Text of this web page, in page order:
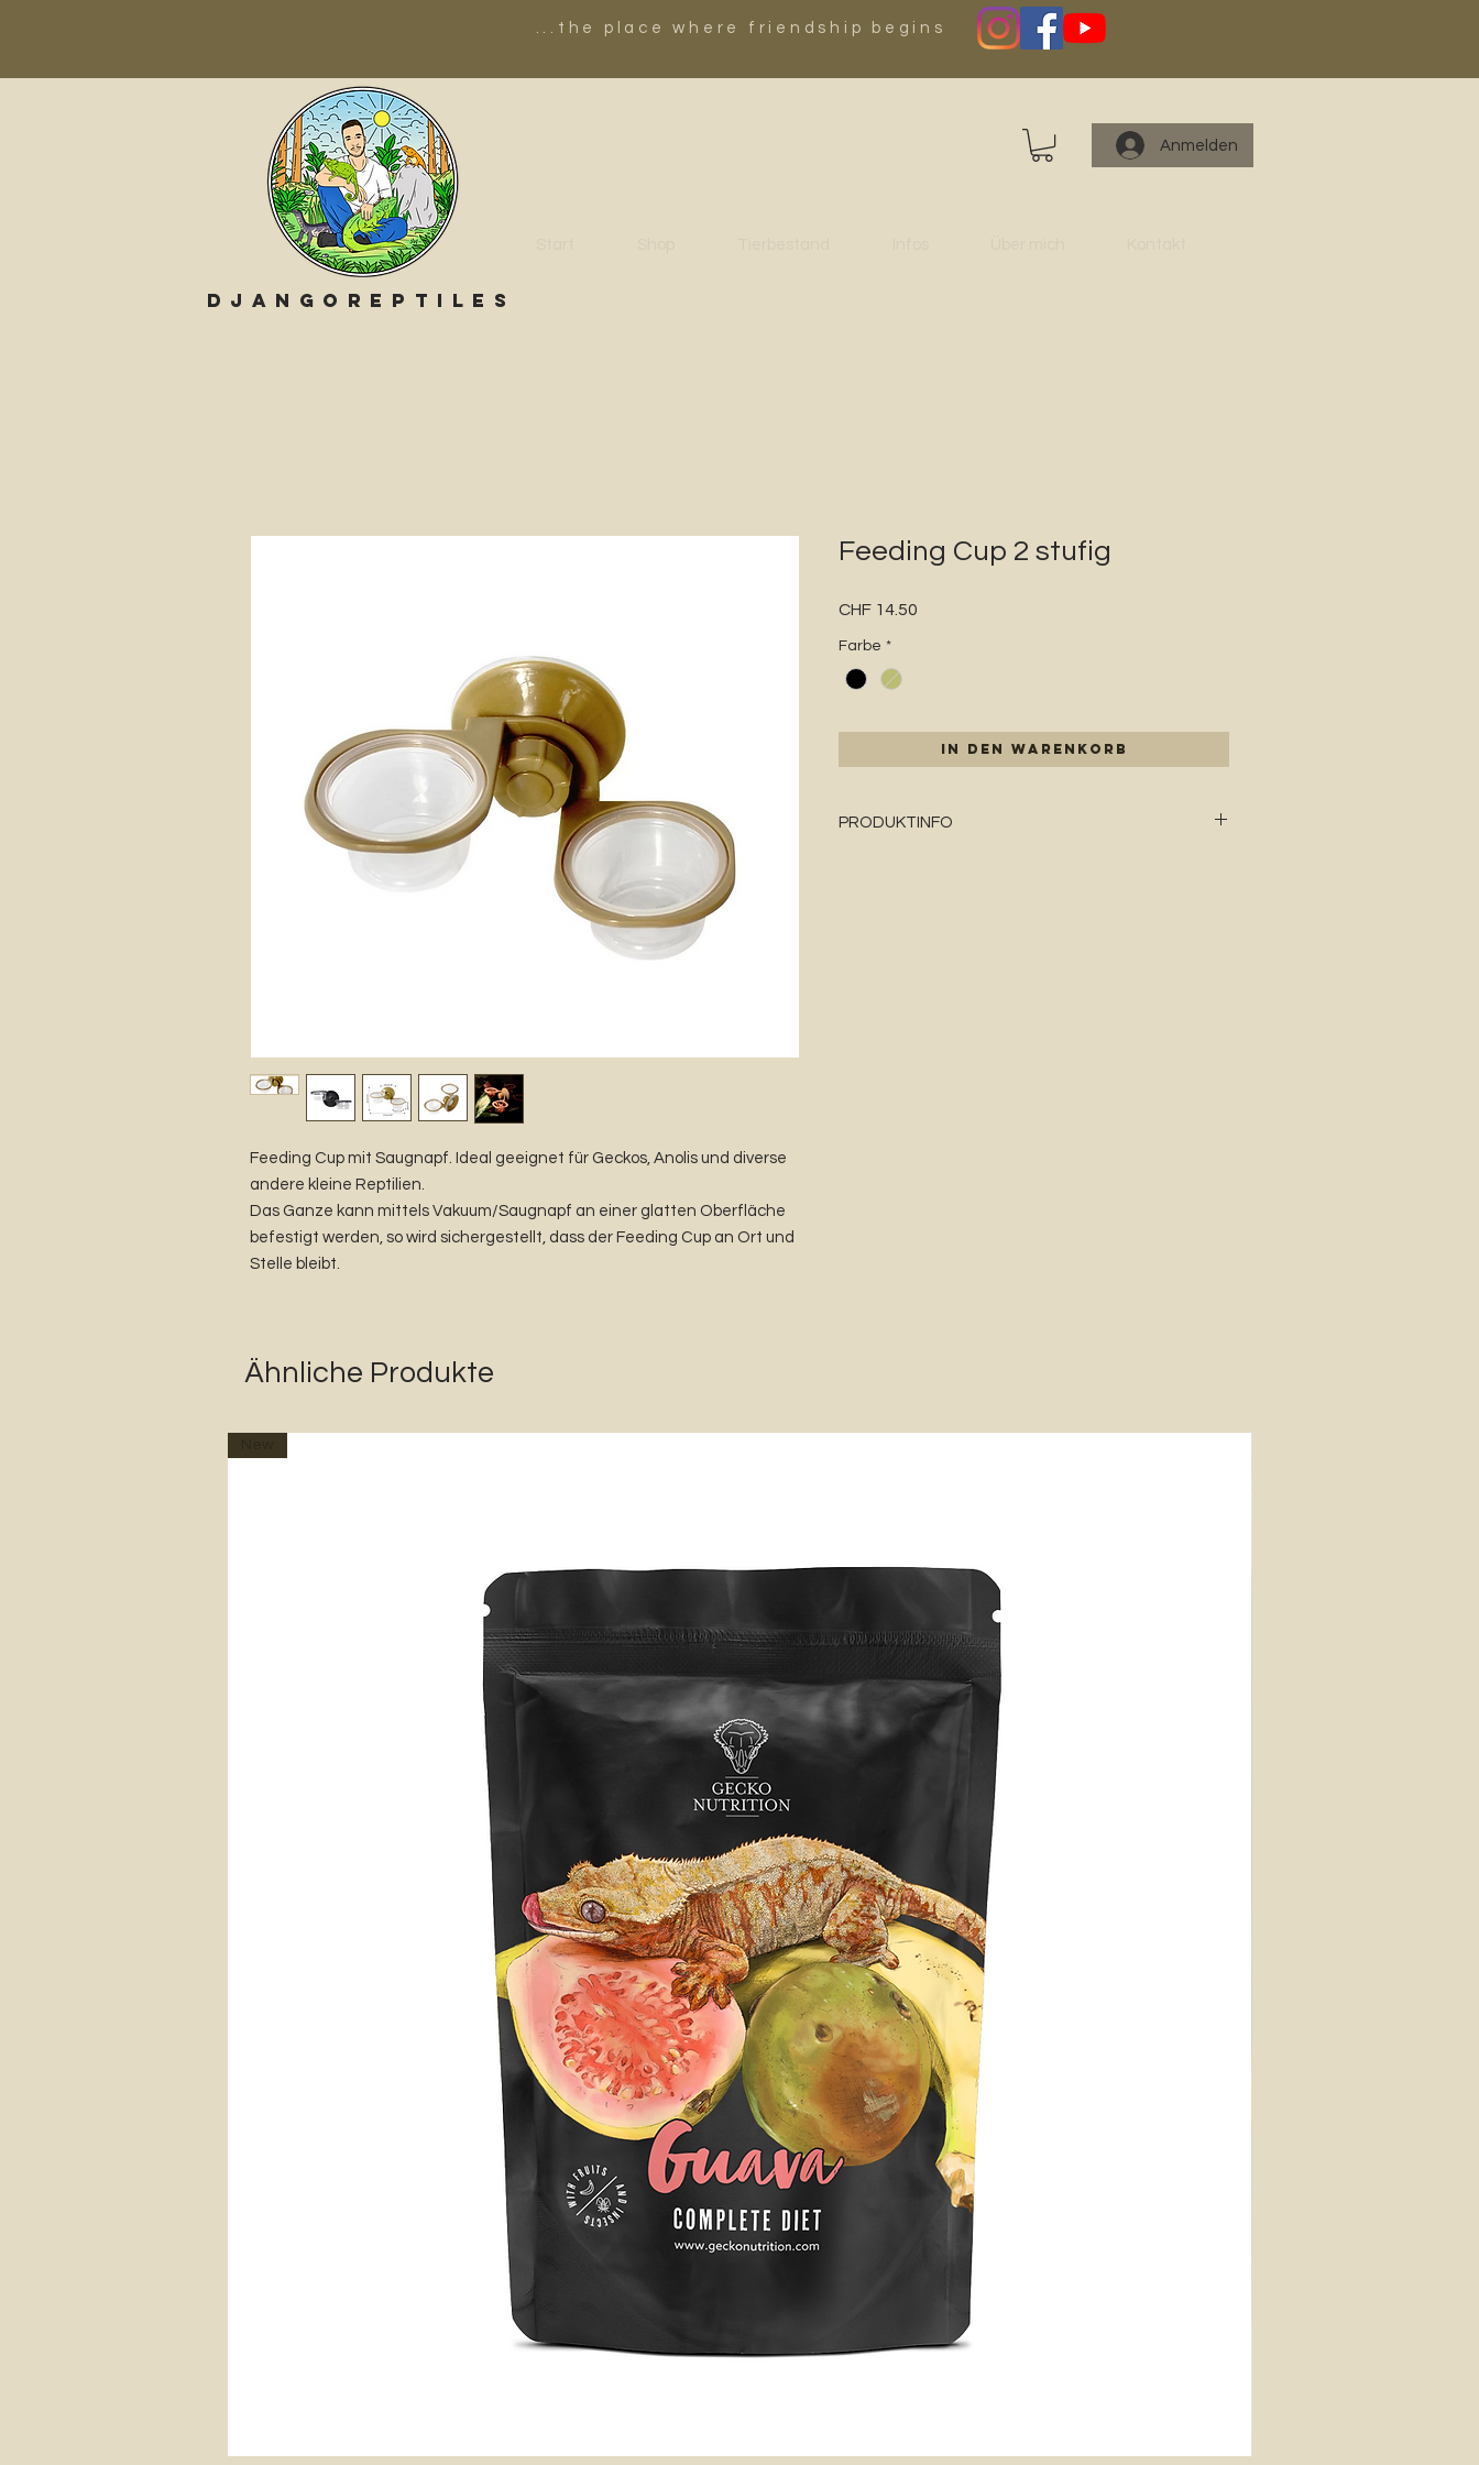
...the place where friendship begins
Anmelden
Djangoreptiles
Feeding Cup mit Saugnapf. Ideal geeignet für Geckos, Anolis und diverse
andere kleine Reptilien.
Das Ganze kann mittels Vakuum/Saugnapf an einer glatten Oberfläche
befestigt werden, so wird sichergestellt, dass der Feeding Cup an Ort und
Stelle bleibt.
Feeding Cup 2 stufig
CHF 14.50
Farbe *
In den Warenkorb
PRODUKTINFO
Ähnliche Produkte